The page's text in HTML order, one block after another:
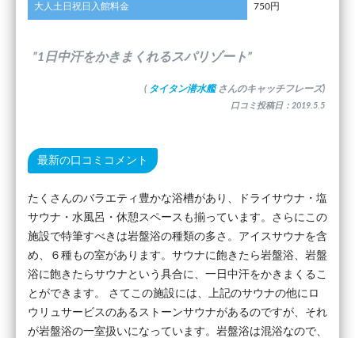
大人土日祝日入館料金 750円
”1日中汗をかきまくれるスパリゾート”
( タイタン潜水艦 さんのキャッチフレーズ)
口コミ投稿日：2019.5.5
最新の口コミコメント
たくさんのバラエティ豊かな浴槽があり、ドライサウナ・塩
サウナ・水風呂・休憩スペースも揃っています。さらにこの
施設で特筆すべきは岩盤浴の種類の多さ。アイスサウナを含
め、６種もの室があります。サウナに飽きたら岩盤浴、岩盤
浴に飽きたらサウナという具合に、一日中汗をかきまくるこ
とができます。 さてこの施設には、上記のサウナの他にロ
ウリュサービスのあるストーンサウナがあるのですが、それ
が岩盤浴の一室扱いになっています。岩盤浴は混浴なので、